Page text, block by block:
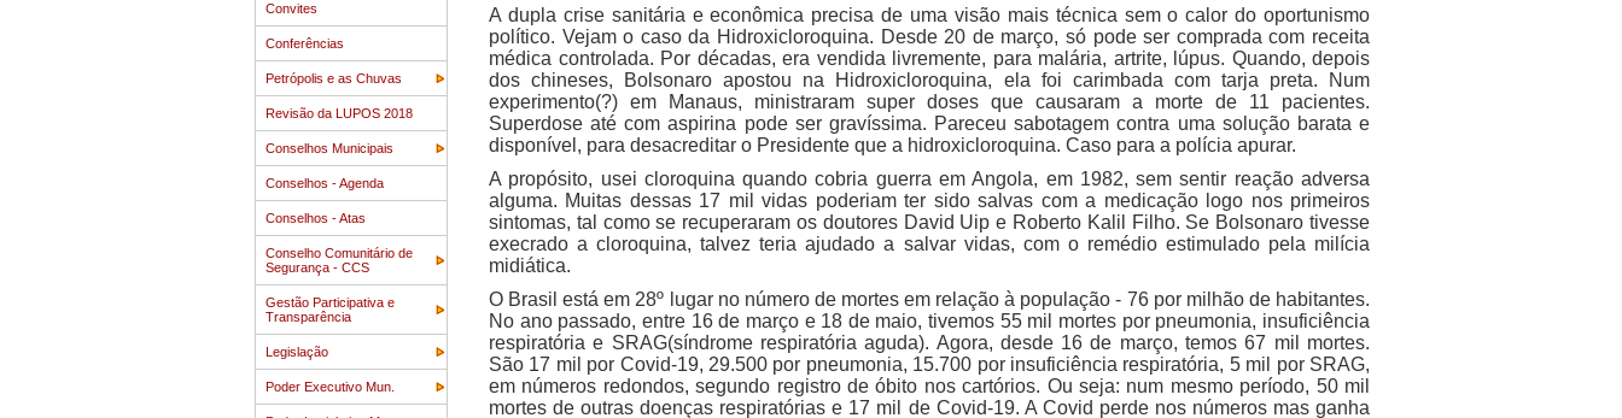
Convites
Conferências
Petrópolis e as Chuvas
Revisão da LUPOS 2018
Conselhos Municipais
Conselhos - Agenda
Conselhos - Atas
Conselho Comunitário de
Segurança - CCS
Gestão Participativa e
Transparência
Legislação
Poder Executivo Mun.
A dupla crise sanitária e econômica precisa de uma visão mais técnica sem o calor do oportunismo
político. Vejam o caso da Hidroxicloroquina. Desde 20 de março, só pode ser comprada com receita
médica controlada. Por décadas, era vendida livremente, para malária, artrite, lúpus. Quando, depois
dos chineses, Bolsonaro apostou na Hidroxicloroquina, ela foi carimbada com tarja preta. Num
experimento(?) em Manaus, ministraram super doses que causaram a morte de 11 pacientes.
Superdose até com aspirina pode ser gravíssima. Pareceu sabotagem contra uma solução barata e
disponível, para desacreditar o Presidente que a hidroxicloroquina. Caso para a polícia apurar.
A propósito, usei cloroquina quando cobria guerra em Angola, em 1982, sem sentir reação adversa
alguma. Muitas dessas 17 mil vidas poderiam ter sido salvas com a medicação logo nos primeiros
sintomas, tal como se recuperaram os doutores David Uip e Roberto Kalil Filho. Se Bolsonaro tivesse
execrado a cloroquina, talvez teria ajudado a salvar vidas, com o remédio estimulado pela milícia
midiática.
O Brasil está em 28º lugar no número de mortes em relação à população - 76 por milhão de habitantes.
No ano passado, entre 16 de março e 18 de maio, tivemos 55 mil mortes por pneumonia, insuficiência
respiratória e SRAG(síndrome respiratória aguda). Agora, desde 16 de março, temos 67 mil mortes.
São 17 mil por Covid-19, 29.500 por pneumonia, 15.700 por insuficiência respiratória, 5 mil por SRAG,
em números redondos, segundo registro de óbito nos cartórios. Ou seja: num mesmo período, 50 mil
mortes de outras doenças respiratórias e 17 mil de Covid-19. A Covid perde nos números mas ganha